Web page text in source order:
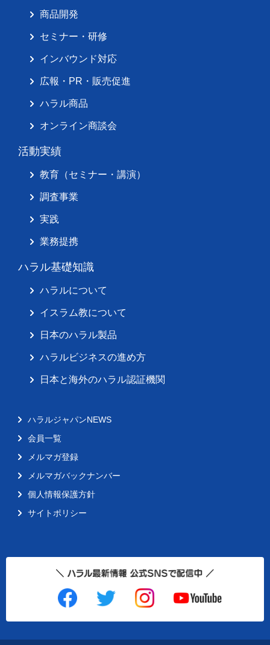
商品開発
セミナー・研修
インバウンド対応
広報・PR・販売促進
ハラル商品
オンライン商談会
活動実績
教育（セミナー・講演）
調査事業
実践
業務提携
ハラル基礎知識
ハラルについて
イスラム教について
日本のハラル製品
ハラルビジネスの進め方
日本と海外のハラル認証機関
ハラルジャパンNEWS
会員一覧
メルマガ登録
メルマガバックナンバー
個人情報保護方針
サイトポリシー